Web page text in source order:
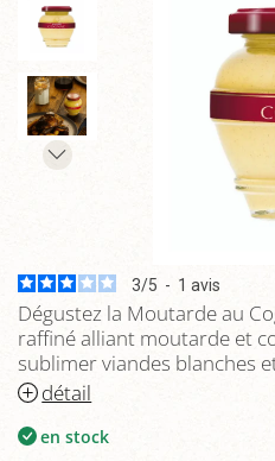
3/5 - 1 avis
Dégustez la Moutarde au
raffiné alliant moutarde et
sublimer viandes blanches
détail
en stock